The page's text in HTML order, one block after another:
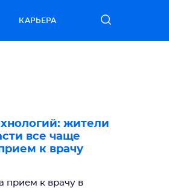
КАРЬЕРА
жители
все чаще
к врачу
прием к врачу в